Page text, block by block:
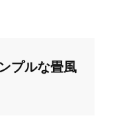
プルな畳風